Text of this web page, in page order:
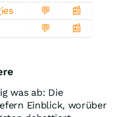
💬
📰
💬 📰
was ab: Die
Einblick, worüber